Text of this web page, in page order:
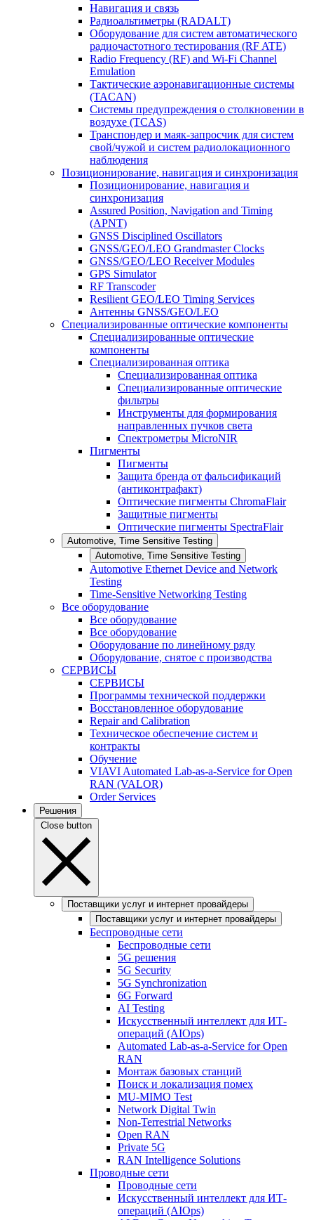
Навигация и связь
Радиоальтиметры (RADALT)
Оборудование для систем автоматического
радиочастотного тестирования (RF ATE)
Radio Frequency (RF) and Wi-Fi Channel
Emulation
Тактические аэронавигационные системы
(TACAN)
Системы предупреждения о столкновении в
воздухе (TCAS)
Транспондер и маяк-запросчик для систем
свой/чужой и систем радиолокационного
наблюдения
Позиционирование, навигация и синхронизация
Позиционирование, навигация и
синхронизация
Assured Position, Navigation and Timing
(APNT)
GNSS Disciplined Oscillators
GNSS/GEO/LEO Grandmaster Clocks
GNSS/GEO/LEO Receiver Modules
GPS Simulator
RF Transcoder
Resilient GEO/LEO Timing Services
Антенны GNSS/GEO/LEO
Специализированные оптические компоненты
Специализированные оптические
компоненты
Специализированная оптика
Специализированная оптика
Специализированные оптические
фильтры
Инструменты для формирования
направленных пучков света
Спектрометры MicroNIR
Пигменты
Пигменты
Защита бренда от фальсификаций
(антиконтрафакт)
Оптические пигменты ChromaFlair
Защитные пигменты
Оптические пигменты SpectraFlair
Automotive, Time Sensitive Testing
Automotive, Time Sensitive Testing
Automotive Ethernet Device and Network
Testing
Time-Sensitive Networking Testing
Все оборудование
Все оборудование
Все оборудование
Оборудование по линейному ряду
Оборудование, снятое с производства
СЕРВИСЫ
СЕРВИСЫ
Программы технической поддержки
Восстановленное оборудование
Repair and Calibration
Техническое обеспечение систем и
контракты
Обучение
VIAVI Automated Lab-as-a-Service for Open
RAN (VALOR)
Order Services
Решения
Close button
Поставщики услуг и интернет провайдеры
Поставщики услуг и интернет провайдеры
Беспроводные сети
Беспроводные сети
5G решения
5G Security
5G Synchronization
6G Forward
AI Testing
Искусственный интеллект для ИТ-
операций (AIOps)
Automated Lab-as-a-Service for Open
RAN
Монтаж базовых станций
Поиск и локализация помех
MU-MIMO Test
Network Digital Twin
Non-Terrestrial Networks
Open RAN
Private 5G
RAN Intelligence Solutions
Проводные сети
Проводные сети
Искусственный интеллект для ИТ-
операций (AIOps)